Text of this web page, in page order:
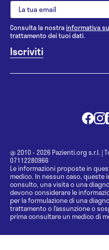
Consulta la nostrainformativa
trattamento dei tuoi dati.
@ 2010 - 2026 Pazienti.org s.r.l. |
07112280966
Le informazioni proposte in
medico. In nessun caso,
consulto, una visita o una
devono considerare le
per la formulazione di una
trattamento o l’assunzione o
prima consultare un medico di